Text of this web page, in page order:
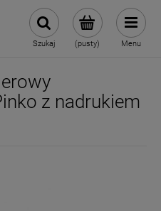
221002030
sklep@reklamydrukarnia.pl
(pusty)
Szukaj Menu
z nadrukiem